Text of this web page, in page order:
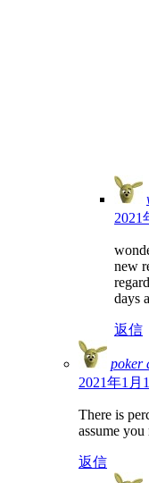
2021
new
days
返信
poker
2021年1月
There is
assume
返信